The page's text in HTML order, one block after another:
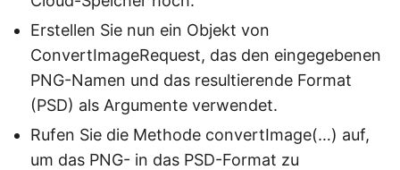
Erstellen Sie nun ein Objekt von
ConvertImageRequest, das den eingegebenen
PNG-Namen und das resultierende Format
(PSD) als Argumente verwendet.
Rufen Sie die Methode convertImage(…) auf,
um das PNG- in das PSD-Format zu